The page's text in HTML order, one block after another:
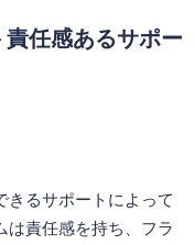
責任感あるサポー
きるサポートによって
は責任感を持ち、フラ